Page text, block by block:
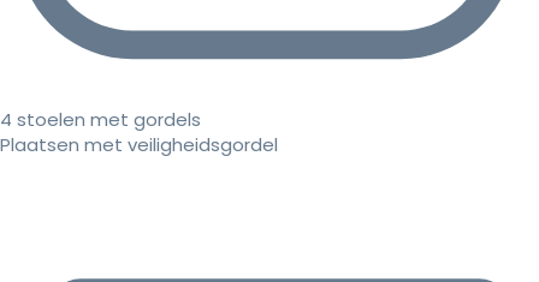
4 stoelen met gordels
Plaatsen met veiligheidsgordel